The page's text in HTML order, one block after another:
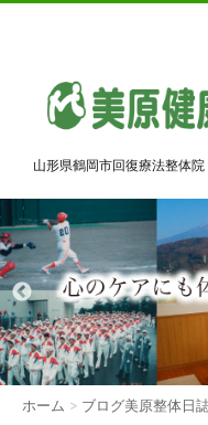
山形県鶴岡市回復療法整体院
ホーム > ブログ美原整体日